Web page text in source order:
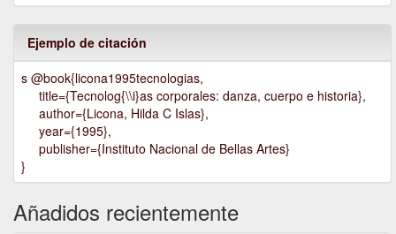
Ejemplo de citación
s @book{licona1995tecnologias,
title={Tecnolog{\\i}as corporales: danza, cuerpo e historia},
author={Licona, Hilda C Islas},
year={1995},
publisher={Instituto Nacional de Bellas Artes}
}
Añadidos recientemente